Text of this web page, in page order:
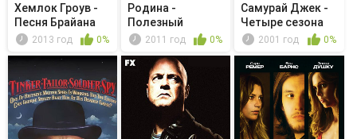
Хемлок Гроув -
Песня Брайана
2013 год 0%
Родина -
Полезный
дурачок
2011 год 0%
Самурай Джек -
Четыре сезона
смерти2001 год 0%